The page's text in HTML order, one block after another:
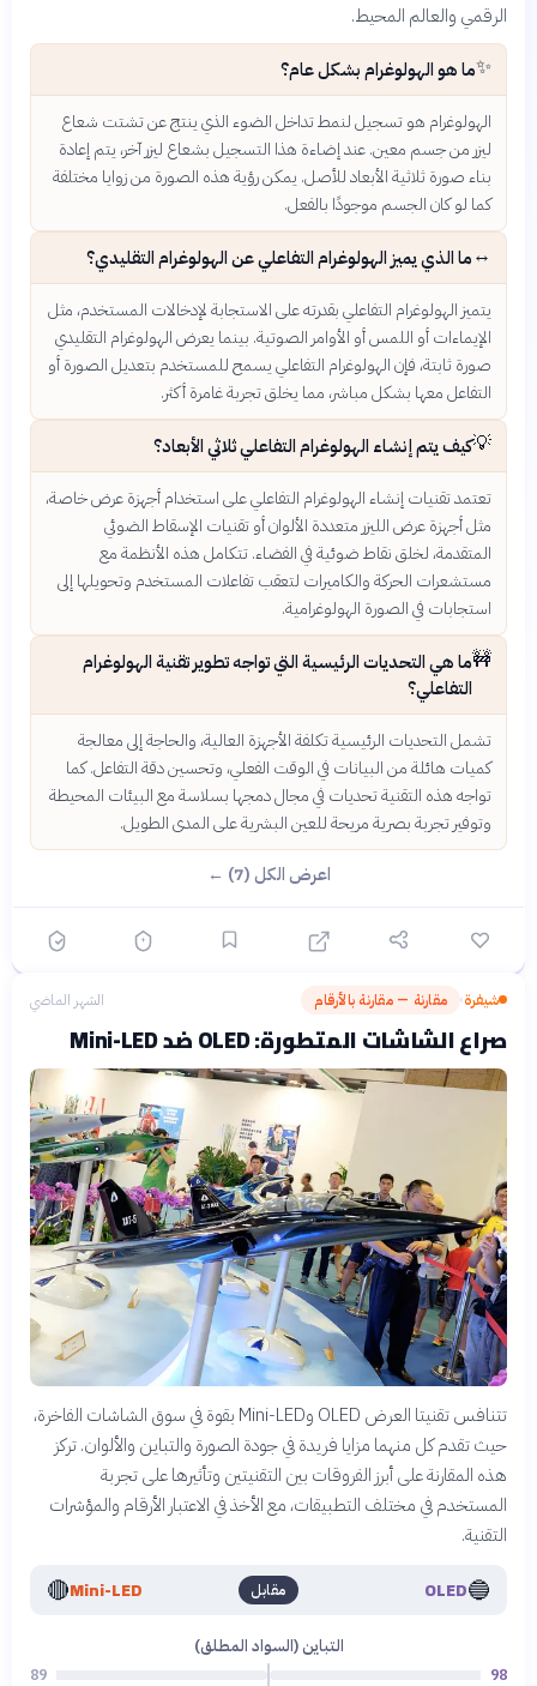
الرقمي والعالم المحيط.
✨ما هو الهولوغرام بشكل عام؟
الهولوغرام هو تسجيل لنمط تداخل الضوء الذي ينتج عن تشتت شعاع
ليزر من جسم معين. عند إضاءة هذا التسجيل بشعاع ليزر آخر، يتم إعادة
بناء صورة ثلاثية الأبعاد للأصل. يمكن رؤية هذه الصورة من زوايا مختلفة
كما لو كان الجسم موجودًا بالفعل.
↔️ما الذي يميز الهولوغرام التفاعلي عن الهولوغرام التقليدي؟
يتميز الهولوغرام التفاعلي بقدرته على الاستجابة لإدخالات المستخدم، مثل
الإيماءات أو اللمس أو الأوامر الصوتية. بينما يعرض الهولوغرام التقليدي
صورة ثابتة، فإن الهولوغرام التفاعلي يسمح للمستخدم بتعديل الصورة أو
التفاعل معها بشكل مباشر، مما يخلق تجربة غامرة أكثر.
💡كيف يتم إنشاء الهولوغرام التفاعلي ثلاثي الأبعاد؟
تعتمد تقنيات إنشاء الهولوغرام التفاعلي على استخدام أجهزة عرض خاصة،
مثل أجهزة عرض الليزر متعددة الألوان أو تقنيات الإسقاط الضوئي
المتقدمة، لخلق نقاط ضوئية في الفضاء. تتكامل هذه الأنظمة مع
مستشعرات الحركة والكاميرات لتعقب تفاعلات المستخدم وتحويلها إلى
استجابات في الصورة الهولوغرامية.
🚧ما هي التحديات الرئيسية التي تواجه تطوير تقنية الهولوغرام
التفاعلي؟
تشمل التحديات الرئيسية تكلفة الأجهزة العالية، والحاجة إلى معالجة
كميات هائلة من البيانات في الوقت الفعلي، وتحسين دقة التفاعل. كما
تواجه هذه التقنية تحديات في مجال دمجها بسلاسة مع البيئات المحيطة
وتوفير تجربة بصرية مريحة للعين البشرية على المدى الطويل.
اعرض الكل (7) ←
شيفرة› مقارنة — مقارنة بالأرقام الشهر الماضي
صراع الشاشات المتطورة: OLED ضد Mini-LED
تتنافس تقنيتا العرض OLED وMini-LED بقوة في سوق الشاشات الفاخرة،
حيث تقدم كل منهما مزايا فريدة في جودة الصورة والتباين والألوان. تركز
هذه المقارنة على أبرز الفروقات بين التقنيتين وتأثيرها على تجربة
المستخدم في مختلف التطبيقات، مع الأخذ في الاعتبار الأرقام والمؤشرات
التقنية.
🔵
OLED مقابل Mini-LED
🔴
التباين (السواد المطلق)
98
89